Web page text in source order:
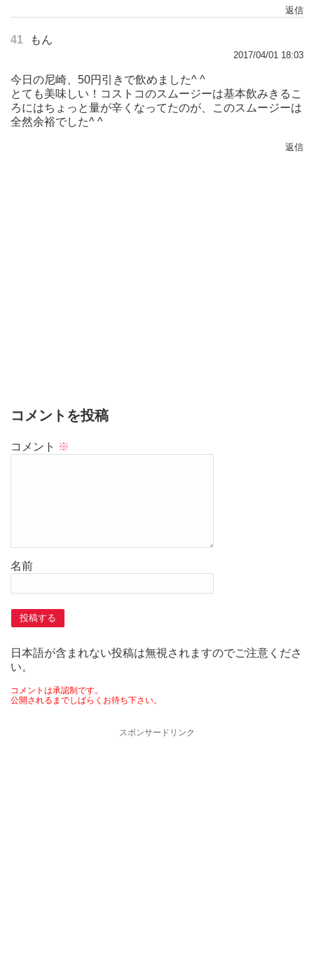
返信
41 もん
2017/04/01 18:03
今日の尼崎、50円引きで飲めました^ ^
とても美味しい！コストコのスムージーは基本飲みきるこ
ろにはちょっと量が辛くなってたのが、このスムージーは
全然余裕でした^ ^
返信
コメントを投稿
コメント ※
名前
日本語が含まれない投稿は無視されますのでご注意くださ
い。
コメントは承認制です。
公開されるまでしばらくお待ち下さい。
スポンサードリンク